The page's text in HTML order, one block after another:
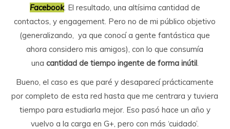
Facebook. El resultado, una altísima cantidad de
contactos, y engagement. Pero no de mi público objetivo
(generalizando, ya que conocí a gente fantástica que
ahora considero mis amigos), con lo que consumía
una cantidad de tiempo ingente de forma inútil.
Bueno, el caso es que paré y desaparecí prácticamente
por completo de esta red hasta que me centrara y tuviera
tiempo para estudiarla mejor. Eso pasó hace un año y
vuelvo a la carga en G+, pero con más ‘cuidado’.